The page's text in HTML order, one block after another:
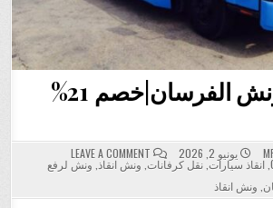
ونش انقاذ|ونش الفرسان|خصم 21%
يونيو 2, 2026 LEAVE A COMMENT
ON
ونش
انقاذ|
الفرسان|
,انقاذ سيارات,نقل كرفانات ونش انقاذ ونش لرفع
ونش انقاذ